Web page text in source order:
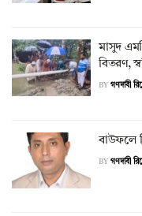
​মাসুদ
বিতরণ,
BY গণদাবী
বাউফলে
BY গণদাবী